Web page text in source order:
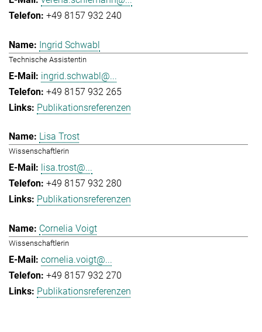
+49 8157 932 240
Ingrid Schwabl
Technische Assistentin
ingrid.schwabl@...
+49 8157 932 265
Publikationsreferenzen
Lisa Trost
Wissenschaftlerin
lisa.trost@...
+49 8157 932 280
Publikationsreferenzen
Cornelia Voigt
Wissenschaftlerin
cornelia.voigt@...
+49 8157 932 270
Publikationsreferenzen